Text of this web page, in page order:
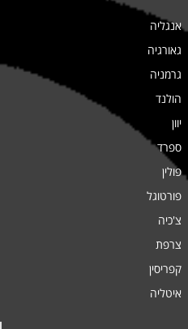
אנגליה
גאורגיה
גרמניה
הולנד
יוון
ספרד
פולין
פורטוגל
צ'כיה
צרפת
קפריסין
איטליה